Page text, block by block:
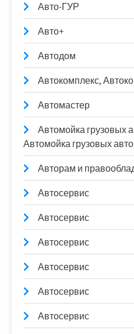
Авто-ГУР
Авто+
Автодом
Автокомплекс,
Автомастер
Автомойка грузовых
Автомойка грузовых
Авторам и
Автосервис
Автосервис
Автосервис
Автосервис
Автосервис
Автосервис